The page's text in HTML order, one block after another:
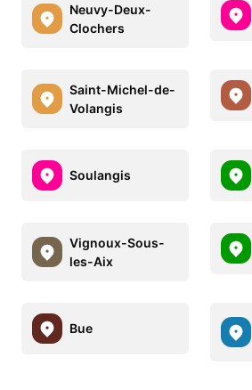
Neuvy-Deux-
Clochers
Saint-Michel-de-
Volangis
Soulangis
Vignoux-Sous-
les-Aix
Bue